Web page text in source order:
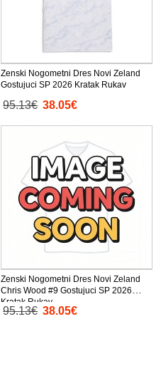
Zenski Nogometni Dres Novi Zeland
Gostujuci SP 2026 Kratak Rukav
95.13€ 38.05€
Zenski Nogometni Dres Novi Zeland
Chris Wood #9 Gostujuci SP 2026
Kratak Rukav
95.13€ 38.05€